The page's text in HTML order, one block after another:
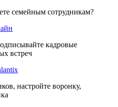
семейным сотрудникам?
кадровые
встреч
настройте воронку,